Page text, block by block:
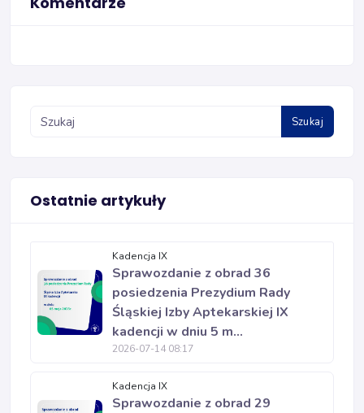
Szukaj
Ostatnie artykuły
Kadencja IX
Sprawozdanie z obrad 36
posiedzenia Prezydium Rady
Śląskiej Izby Aptekarskiej IX
kadencji w dniu 5 m...
2026-07-14 08:17
Kadencja IX
Sprawozdanie z obrad 29